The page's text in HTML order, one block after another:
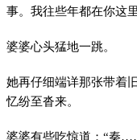
事。我往些年都在你这
婆婆心头猛地一跳。
她再仔细端详那张带着
忆纷至沓来。
婆婆有些吃惊道：“秦